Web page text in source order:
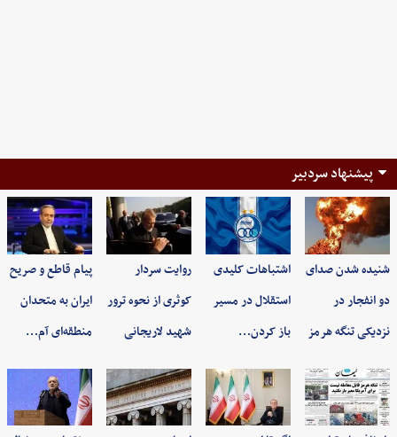
پیشنهاد سردبیر
شنیده شدن صدای
دو انفجار در
نزدیکی تنگه هرمز
اشتباهات کلیدی
استقلال در مسیر
باز کردن…
روایت سردار
کوثری از نحوه ترور
شهید لاریجانی
پیام قاطع و صریح
ایران به متحدان
منطقه‌ای آم…